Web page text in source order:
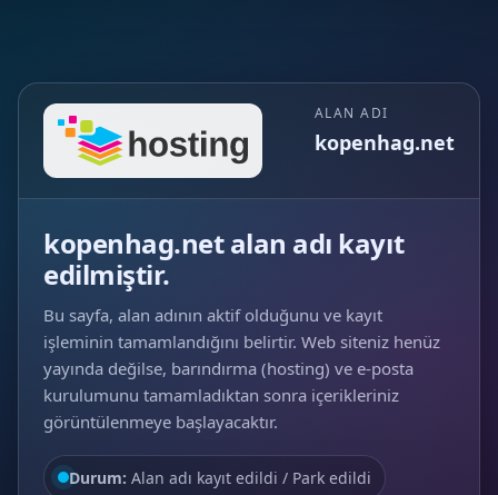
ALAN ADI
kopenhag.net
kopenhag.net alan adı kayıt
edilmiştir.
Bu sayfa, alan adının aktif olduğunu ve kayıt
işleminin tamamlandığını belirtir. Web siteniz henüz
yayında değilse, barındırma (hosting) ve e‑posta
kurulumunu tamamladıktan sonra içerikleriniz
görüntülenmeye başlayacaktır.
Durum: Alan adı kayıt edildi / Park edildi